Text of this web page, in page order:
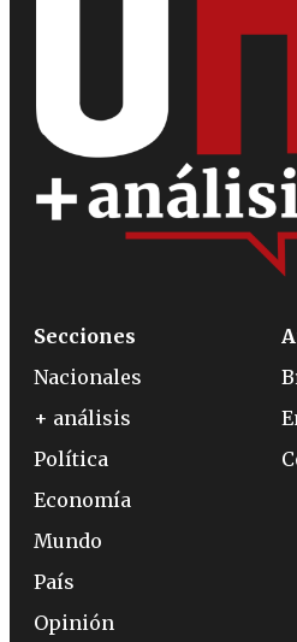
Secciones
Nacionales
+ análisis
Política
Economía
Mundo
País
Opinión